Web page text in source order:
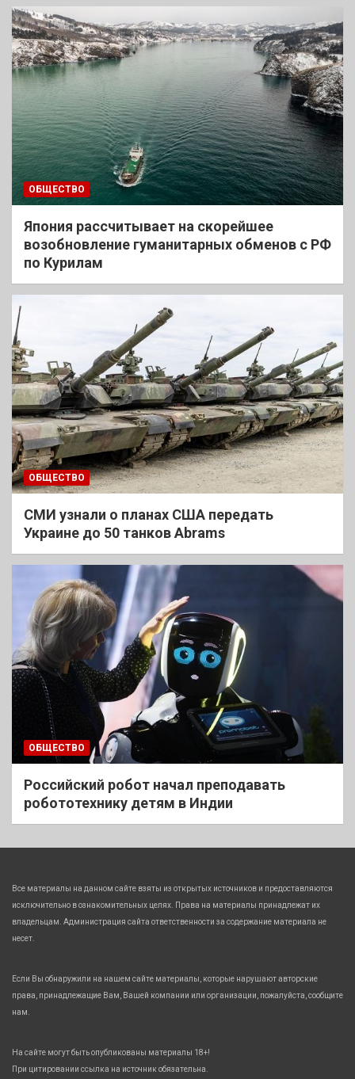
ОБЩЕСТВО
Япония рассчитывает на скорейшее
возобновление гуманитарных обменов с РФ
по Курилам
ОБЩЕСТВО
СМИ узнали о планах США передать
Украине до 50 танков Abrams
ОБЩЕСТВО
Российский робот начал преподавать
робототехнику детям в Индии
Все материалы на данном сайте взяты из открытых источников и предоставляются
исключительно в ознакомительных целях. Права на материалы принадлежат их
владельцам. Администрация сайта ответственности за содержание материала не
несет.
Если Вы обнаружили на нашем сайте материалы, которые нарушают авторские
права, принадлежащие Вам, Вашей компании или организации, пожалуйста, сообщите
нам.
На сайте могут быть опубликованы материалы 18+!
При цитировании ссылка на источник обязательна.